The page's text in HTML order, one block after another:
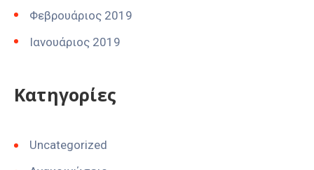
Φεβρουάριος 2019
Ιανουάριος 2019
Kατηγορίες
Uncategorized